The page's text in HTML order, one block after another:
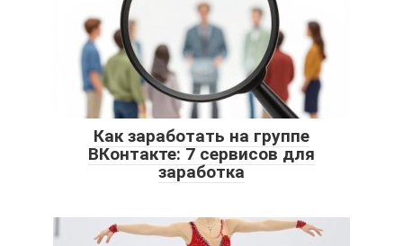
Как заработать на группе
ВКонтакте: 7 сервисов для
заработка